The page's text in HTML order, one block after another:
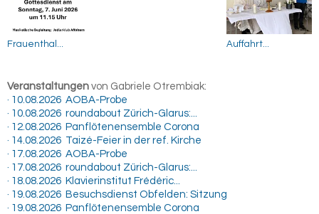
Frauenthal... Auffahrt...
Veranstaltungen von Gabriele Otrembiak:
· 10.08.2026 AOBA-Probe
· 10.08.2026 roundabout Zürich-Glarus:...
· 12.08.2026 Panflötenensemble Corona
· 14.08.2026 Taizé-Feier in der ref. Kirche
· 17.08.2026 AOBA-Probe
· 17.08.2026 roundabout Zürich-Glarus:...
· 18.08.2026 Klavierinstitut Frédéric...
· 19.08.2026 Besuchsdienst Obfelden: Sitzung
· 19.08.2026 Panflötenensemble Corona